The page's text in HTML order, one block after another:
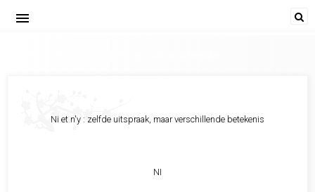
menu
Ni et n'y : zelfde uitspraak, maar verschillende betekenis
NI